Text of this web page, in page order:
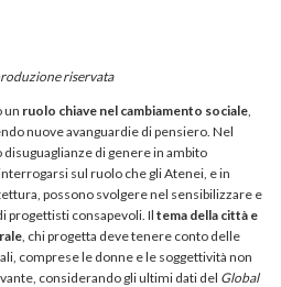
riservata
un ruolo chiave nel cambiamento sociale
nuove avanguardie di pensiero. Nel
di genere in ambito
sul ruolo che gli Atenei, e in
possono svolgere nel sensibilizzare e
progettisti consapevoli. Il tema della città e
, chi progetta deve tenere conto delle
comprese le donne e le soggettività non
considerando gli ultimi dati del Global